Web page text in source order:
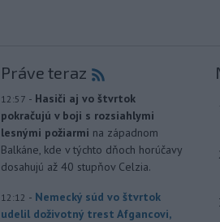
Práve teraz
12:57 - Hasiči aj vo štvrtok
pokračujú v boji s rozsiahlymi
lesnými požiarmi na západnom
Balkáne, kde v týchto dňoch horúčavy
dosahujú až 40 stupňov Celzia.
12:12 - Nemecký súd vo štvrtok
udelil doživotný trest Afgancovi,